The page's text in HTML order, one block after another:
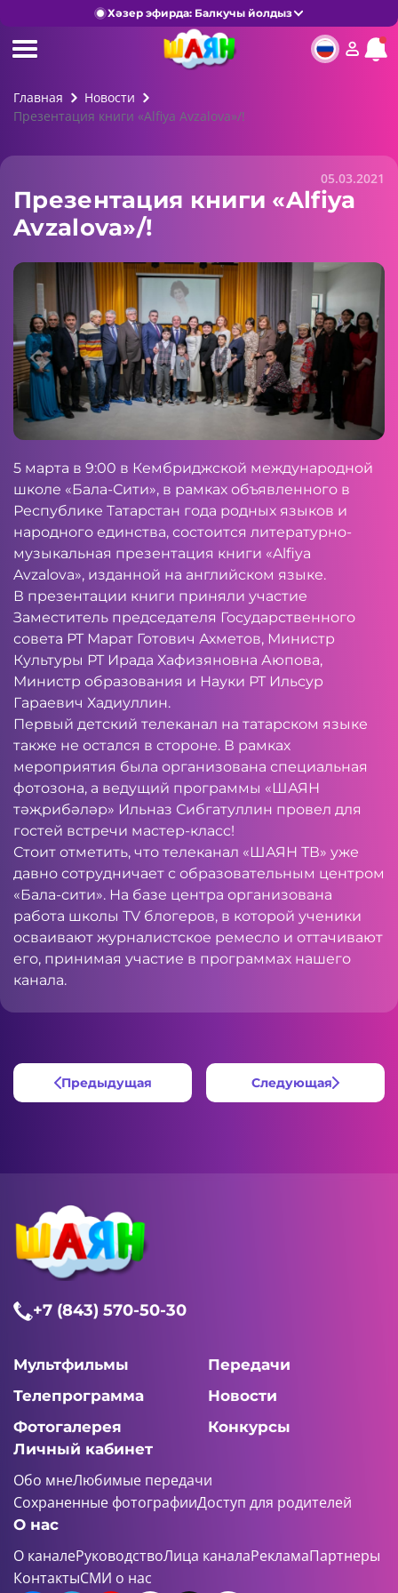
Хәзер эфирда: Балкучы йолдыз
Главная
Новости
Презентация книги «Alfiya Avzalova»/!
05.03.2021
Презентация книги «Alfiya
Avzalova»/!
5 марта в 9:00 в Кембриджской международной
школе «Бала-Сити», в рамках объявленного в
Республике Татарстан года родных языков и
народного единства, состоится литературно-
музыкальная презентация книги «Alfiya
Avzalova», изданной на английском языке.
В презентации книги приняли участие
Заместитель председателя Государственного
совета РТ Марат Готович Ахметов, Министр
Культуры РТ Ирада Хафизяновна Аюпова,
Министр образования и Науки РТ Ильсур
Гараевич Хадиуллин.
Первый детский телеканал на татарском языке
также не остался в стороне. В рамках
мероприятия была организована специальная
фотозона, а ведущий программы «ШАЯН
тәҗрибәләр» Ильназ Сибгатуллин провел для
гостей встречи мастер-класс!
Стоит отметить, что телеканал «ШАЯН ТВ» уже
давно сотрудничает с образовательным центром
«Бала-сити». На базе центра организована
работа школы TV блогеров, в которой ученики
осваивают журналистское ремесло и оттачивают
его, принимая участие в программах нашего
канала.
Предыдущая Следующая
+7 (843) 570-50-30
Мультфильмы
Передачи
Телепрограмма
Новости
Фотогалерея
Конкурсы
Личный кабинет
Обо мнеЛюбимые передачи
Сохраненные фотографииДоступ для родителей
О нас
О каналеРуководствоЛица каналаРекламаПартнеры
КонтактыСМИ о нас